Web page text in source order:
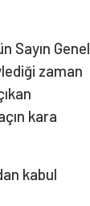
Sayın Genel
zaman
kara
kabul